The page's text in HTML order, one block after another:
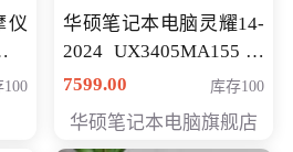
仪
100
华硕笔记本电脑灵耀14-
2024 UX3405MA155冰
川银 oled 智慧轻薄本 会
7599.00 库存100
华硕笔记本电脑旗舰店